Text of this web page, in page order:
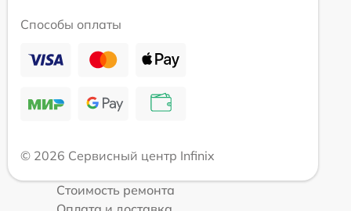
Способы оплаты
© 2026 Сервисный центр Infinix
Стоимость ремонта